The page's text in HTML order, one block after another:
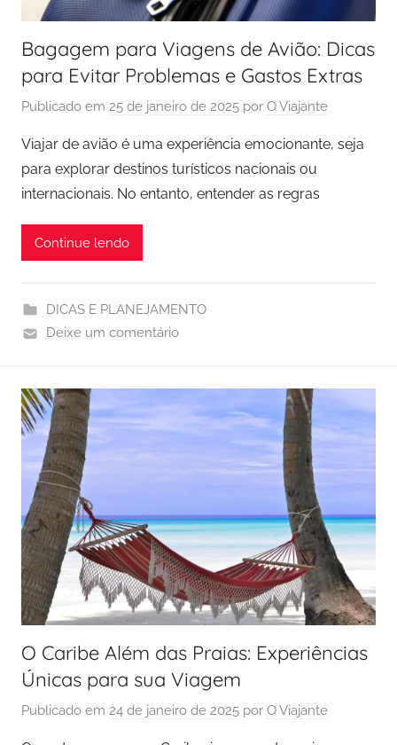
Bagagem para Viagens de Avião: Dicas
para Evitar Problemas e Gastos Extras
Publicado em 25 de janeiro de 2025 por O Viajante
Viajar de avião é uma experiência emocionante, seja
para explorar destinos turísticos nacionais ou
internacionais. No entanto, entender as regras
Continue lendo
DICAS E PLANEJAMENTO
Deixe um comentário
O Caribe Além das Praias: Experiências
Únicas para sua Viagem
Publicado em 24 de janeiro de 2025 por O Viajante